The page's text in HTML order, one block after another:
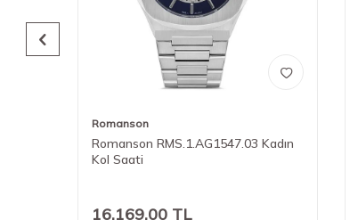
Romanson
Romanson RMS.1.AG1547.03 Kadın
Kol Saati
16.169,00 TL